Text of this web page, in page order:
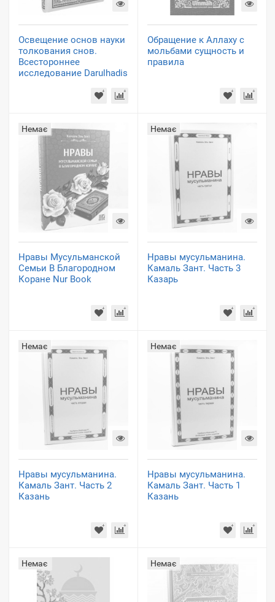
Освещение основ науки
толкования снов.
Всестороннее
исследование Darulhadis
Обращение к Аллаху с
мольбами сущность и
правила
Немає
Нравы Мусульманской
Семьи В Благородном
Коране Nur Book
Немає
Нравы мусульманина.
Камаль Зант. Часть 3
Казарь
Немає
Нравы мусульманина.
Камаль Зант. Часть 2
Казань
Немає
Нравы мусульманина.
Камаль Зант. Часть 1
Казань
Немає Немає